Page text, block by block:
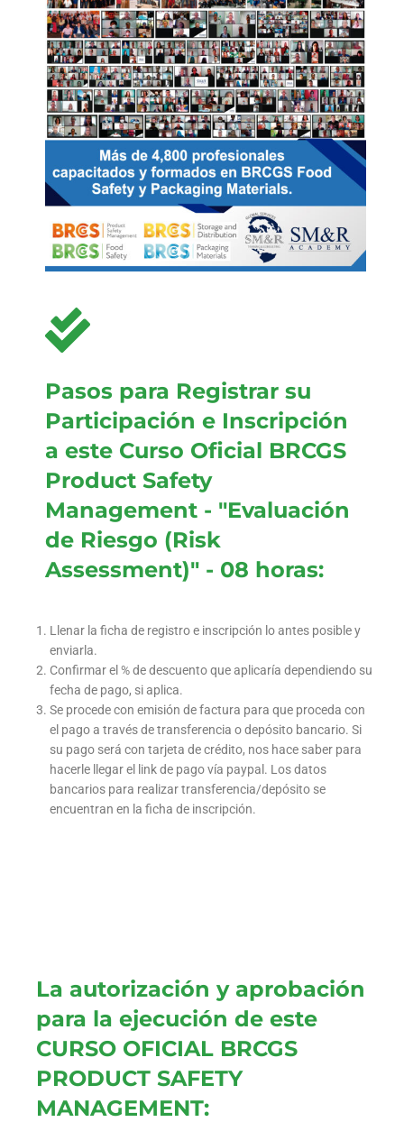
Pasos para Registrar su
Participación e Inscripción
a este Curso Oficial BRCGS
Product Safety
Management - "Evaluación
de Riesgo (Risk
Assessment)" - 08 horas:
Llenar la ficha de registro e inscripción lo antes posible y
enviarla.
Confirmar el % de descuento que aplicaría dependiendo su
fecha de pago, si aplica.
Se procede con emisión de factura para que proceda con
el pago a través de transferencia o depósito bancario. Si
su pago será con tarjeta de crédito, nos hace saber para
hacerle llegar el link de pago vía paypal. Los datos
bancarios para realizar transferencia/depósito se
encuentran en la ficha de inscripción.
La autorización y aprobación
para la ejecución de este
CURSO OFICIAL BRCGS
PRODUCT SAFETY
MANAGEMENT: